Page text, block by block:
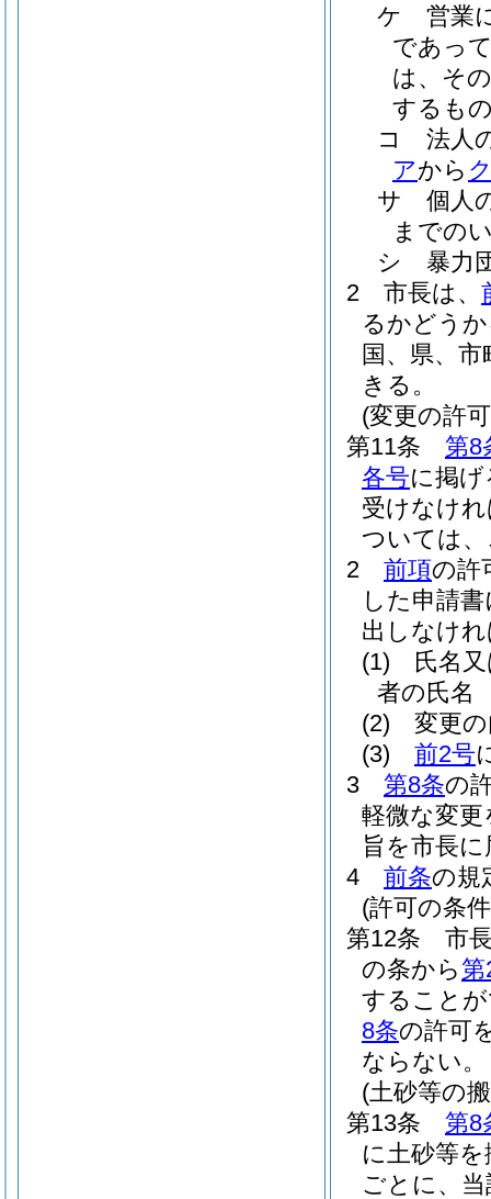
ケ
営業
であっ
は、そ
するも
コ
法人
アから
サ
個人
までの
シ
暴力
2
市長は、
るかどう
国、県、
きる。
(変更の許
第11条
第8
各号に掲
受けなけ
ついては
2
前項の許
した申請
出しなけ
(1)
氏名
者の氏名
(2)
変更
(3)
前2号
3
第8条の
軽微な変
旨を市長
4
前条の規
(許可の条
第12条
市
の条から第
すること
8条の許可
ならない。
(土砂等の
第13条
第8
に土砂等
ごとに、